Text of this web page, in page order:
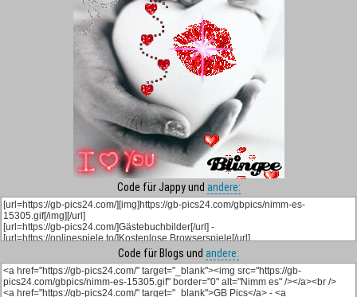
Code für Jappy und andere:
Code für Blogs und andere: